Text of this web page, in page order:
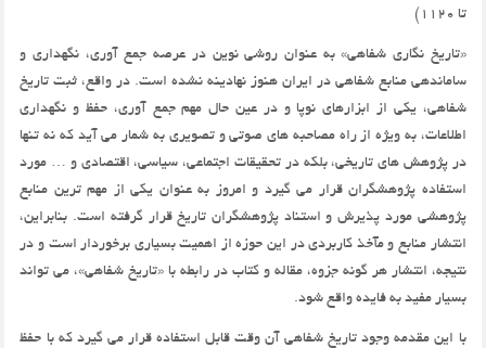
تا 1120)
«تاریخ نگاری شفاهی» به عنوان روشی نوین در عرصه جمع آوری، نگهداری و
ساماندهی منابع شفاهی در ایران هنوز نهادینه نشده است. در واقع، ثبت تاریخ
شفاهی، یکی از ابزارهای نوپا و در عین حال مهم جمع آوری، حفظ و نگهداری
اطلاعات، به ویژه از راه مصاحبه های صوتی و تصویری به شمار می آید که نه تنها
در پژوهش های تاریخی، بلکه در تحقیقات اجتماعی، سیاسی، اقتصادی و … مورد
استفاده پژوهشگران قرار می گیرد و امروز به عنوان یکی از مهم ترین منابع
پژوهشی مورد پذیرش و استناد پژوهشگران تاریخ قرار گرفته است. بنابراین،
انتشار منابع و مآخذ کاربردی در این حوزه از اهمیت بسیاری برخوردار است و در
نتیجه، انتشار هر گونه جزوه، مقاله و کتاب در رابطه با «تاریخ شفاهی»، می تواند
بسیار مفید به فایده واقع شود.
با این مقدمه وجود تاریخ شفاهی آن وقت قابل استفاده قرار می گیرد که با حفظ